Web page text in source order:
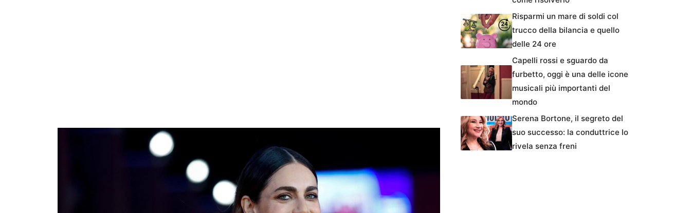
Risparmi un mare di soldi col
trucco della bilancia e quello
delle 24 ore
Capelli rossi e sguardo da
furbetto, oggi è una delle icone
musicali più importanti del
mondo
Serena Bortone, il segreto del
suo successo: la conduttrice lo
rivela senza freni